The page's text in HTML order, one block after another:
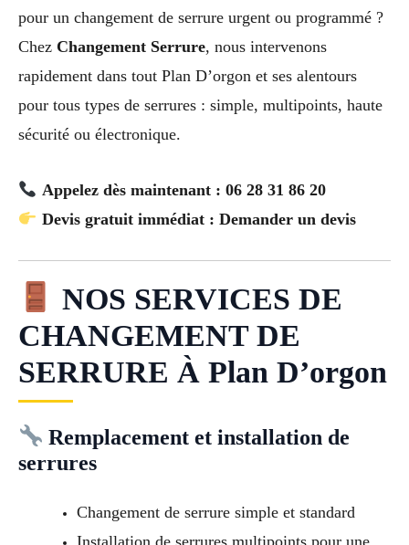
pour un changement de serrure urgent ou programmé ?
Chez Changement Serrure, nous intervenons
rapidement dans tout Plan D’orgon et ses alentours
pour tous types de serrures : simple, multipoints, haute
sécurité ou électronique.
Appelez dès maintenant : 06 28 31 86 20
Devis gratuit immédiat : Demander un devis
NOS SERVICES DE
CHANGEMENT DE
SERRURE À Plan D’orgon
Remplacement et installation de
serrures
Changement de serrure simple et standard
Installation de serrures multipoints pour une